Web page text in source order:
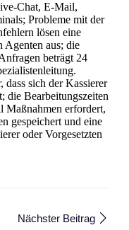
Chat, E-Mail,
Probleme mit der
lösen eine
Agenten aus; die
beträgt 24
dass sich der Kassierer
die Bearbeitungszeiten
Maßnahmen erfordert,
gespeichert und eine
oder Vorgesetzten
Nächster Beitrag